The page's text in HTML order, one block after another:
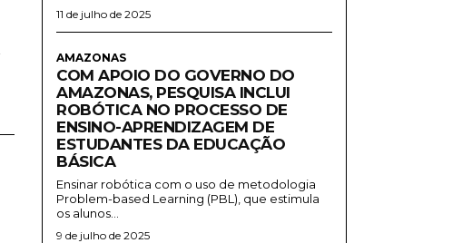
11 de julho de 2025
AMAZONAS
COM APOIO DO GOVERNO DO
AMAZONAS, PESQUISA INCLUI
ROBÓTICA NO PROCESSO DE
ENSINO-APRENDIZAGEM DE
ESTUDANTES DA EDUCAÇÃO
BÁSICA
Ensinar robótica com o uso de metodologia
Problem-based Learning (PBL), que estimula
os alunos...
9 de julho de 2025